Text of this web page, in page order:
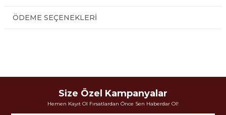
ÖDEME SEÇENEKLERI
Size Özel Kampanyalar
Hemen Kayıt Ol Fırsatlardan Önce Sen Haberdar Ol!